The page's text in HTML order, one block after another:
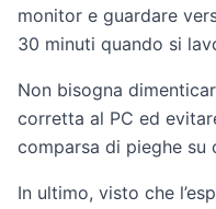
monitor e guardare
30 minuti quando si
Non bisogna
corretta al PC ed
comparsa di pieghe
In ultimo, visto che